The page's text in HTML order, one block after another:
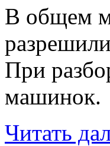
В общем
При
машинок.
Читать